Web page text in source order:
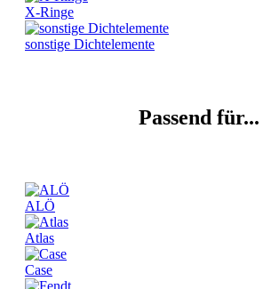
X-Ringe
sonstige Dichtelemente
Passend für...
ALÖ
Atlas
Case